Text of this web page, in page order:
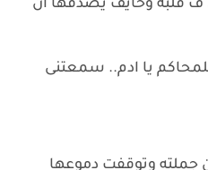
ف قلبه وخايف يصدقها ان
يا ادم.. سمعتنى
وتوقفت دموعها